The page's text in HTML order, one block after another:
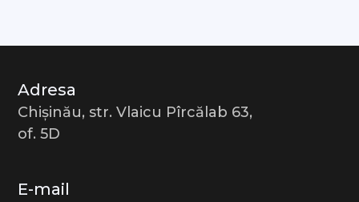
Adresa
Chișinău, str. Vlaicu Pîrcălab 63,
of. 5D
E-mail